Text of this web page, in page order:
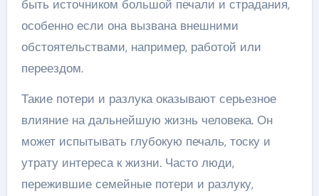
быть источником большой печали и страдания,
особенно если она вызвана внешними
обстоятельствами, например, работой или
переездом.
Такие потери и разлука оказывают серьезное
влияние на дальнейшую жизнь человека. Он
может испытывать глубокую печаль, тоску и
утрату интереса к жизни. Часто люди,
пережившие семейные потери и разлуку,